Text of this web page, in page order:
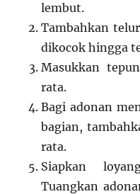
lembut.
Tambahkan
dikocok hingga
Masukkan
rata.
Bagi adonan
bagian,
rata.
Siapkan
Tuangkan